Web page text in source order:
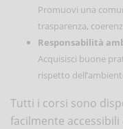
Promuovi una
trasparenza,
Responsabilità
Acquisisci buone
rispetto
Tutti i corsi sono
facilmente